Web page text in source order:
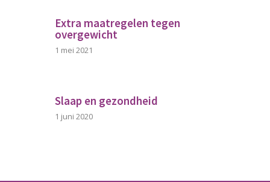
Extra maatregelen tegen
overgewicht
1 mei 2021
Slaap en gezondheid
1 juni 2020